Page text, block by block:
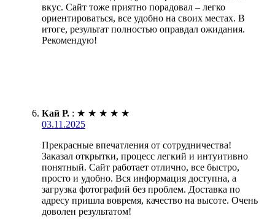
вкус. Сайт тоже приятно порадовал – легко
ориентироваться, все удобно на своих местах. В
итоге, результат полностью оправдал ожидания.
Рекомендую!
Кай Р. : ★ ★ ★ ★ ★
03.11.2025
Прекрасные впечатления от сотрудничества!
Заказал открытки, процесс легкий и интуитивно
понятный. Сайт работает отлично, все быстро,
просто и удобно. Вся информация доступна, а
загрузка фотографий без проблем. Доставка по
адресу пришла вовремя, качество на высоте. Очень
доволен результатом!